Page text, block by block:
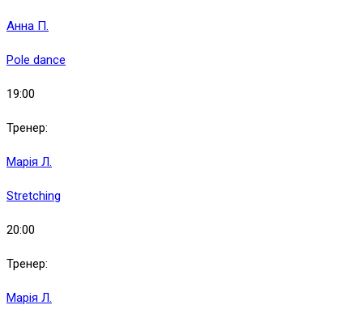
Анна П.
Pole dance
19:00
Тренер:
Марія Л.
Stretching
20:00
Тренер:
Марія Л.